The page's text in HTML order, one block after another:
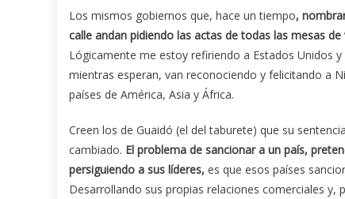
Los mismos gobiernos que, hace un tiempo,
calle andan pidiendo las actas de todas las mesas
Lógicamente me estoy refiriendo a Estados Unidos
mientras esperan, van reconociendo y felicitando a
países de América, Asia y África.
Creen los de Guaidó (el del taburete) que su
cambiado. El problema de sancionar a un país,
persiguiendo a sus líderes, es que esos países
Desarrollando sus propias relaciones comerciales